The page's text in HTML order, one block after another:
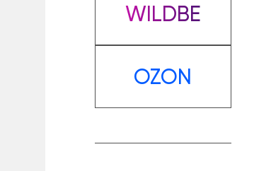
WILDBERRIES
OZON